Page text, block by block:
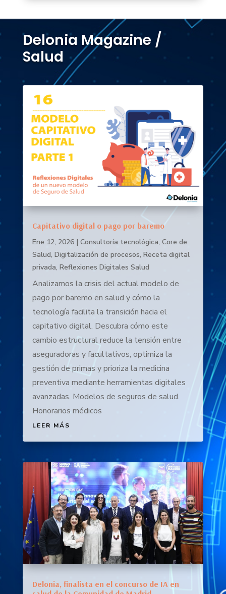
Delonia Magazine /
Salud
Capitativo digital o pago por baremo
Ene 12, 2026| Consultoría tecnológica, Core de
Salud, Digitalización de procesos, Receta digital
privada, Reflexiones Digitales Salud
Analizamos la crisis del actual modelo de
pago por baremo en salud y cómo la
tecnología facilita la transición hacia el
capitativo digital. Descubra cómo este
cambio estructural reduce la tensión entre
aseguradoras y facultativos, optimiza la
gestión de primas y prioriza la medicina
preventiva mediante herramientas digitales
avanzadas. Modelos de seguros de salud.
Honorarios médicos
LEER MÁS
Delonia, finalista en el concurso de IA en